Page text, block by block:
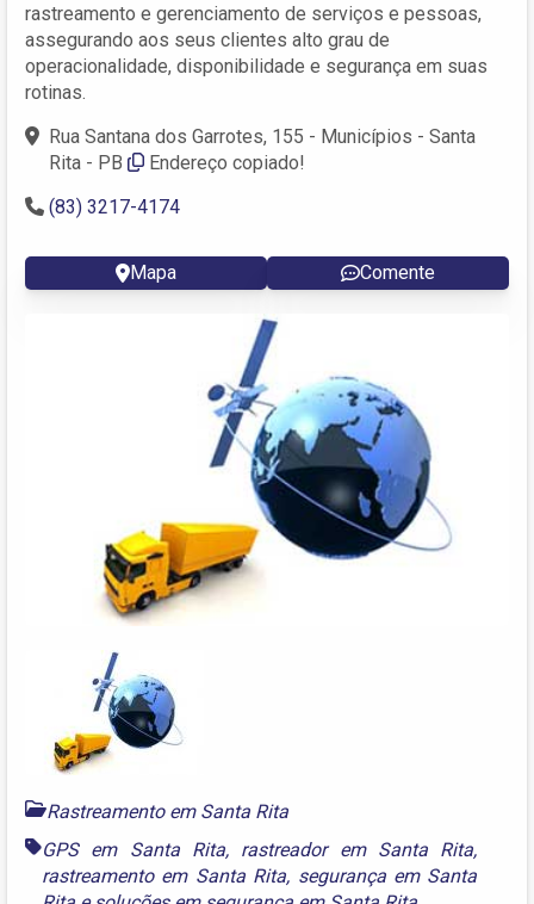
rastreamento e gerenciamento de serviços e pessoas,
assegurando aos seus clientes alto grau de
operacionalidade, disponibilidade e segurança em suas
rotinas.
Rua Santana dos Garrotes, 155 - Municípios - Santa
Rita - PB
Endereço copiado!
(83) 3217-4174
Mapa Comente
Rastreamento em Santa Rita
GPS em Santa Rita, rastreador em Santa Rita,
rastreamento em Santa Rita, segurança em Santa